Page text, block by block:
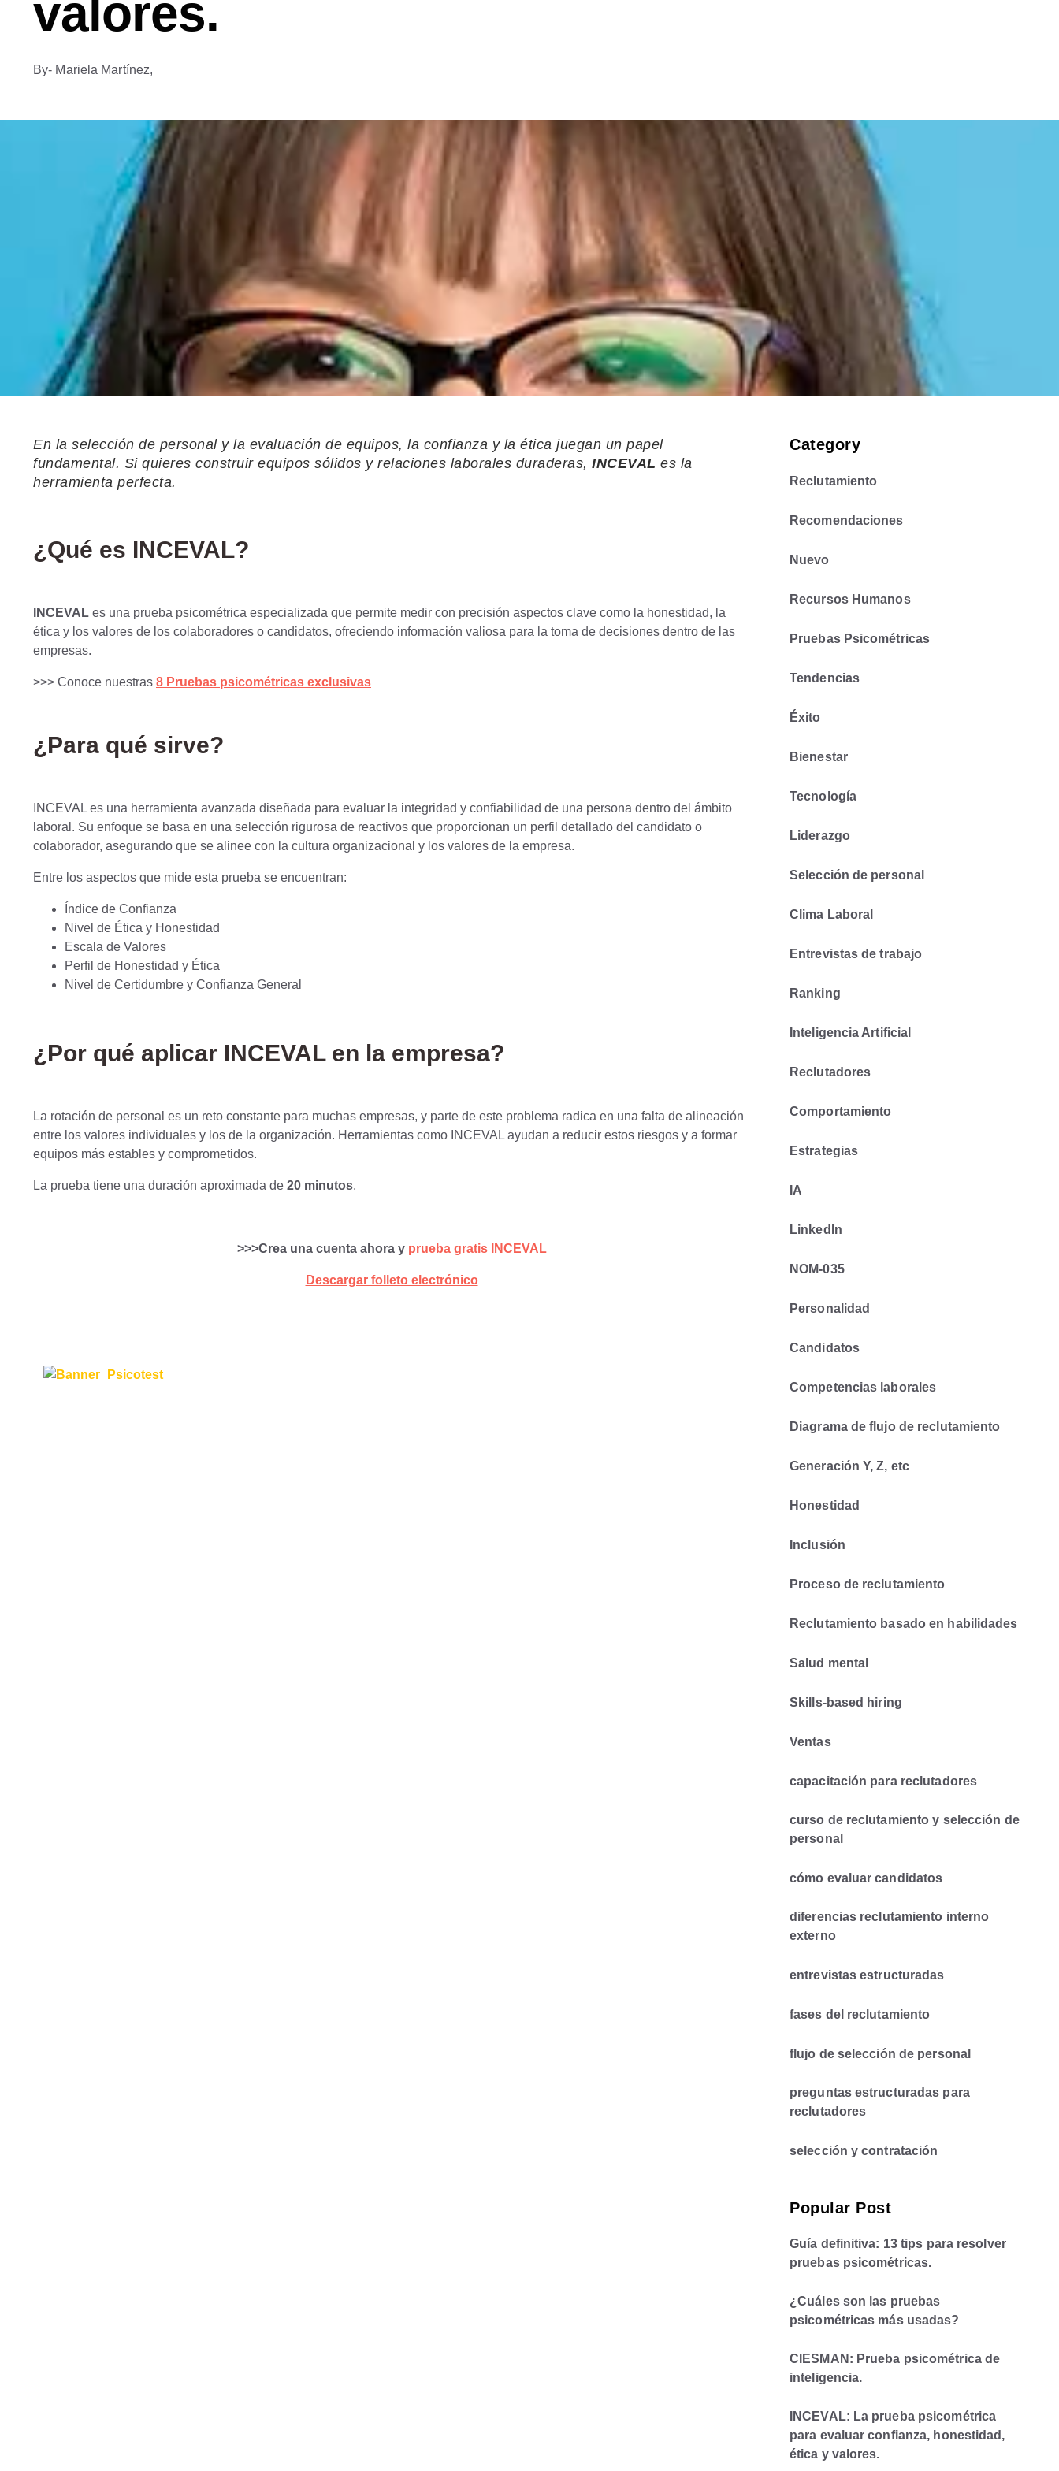
valores.
By- Mariela Martínez,
En la selección de personal y la evaluación de equipos, la confianza y la ética juegan un papel
fundamental. Si quieres construir equipos sólidos y relaciones laborales duraderas, INCEVAL es la
herramienta perfecta.
¿Qué es INCEVAL?
INCEVAL es una prueba psicométrica especializada que permite medir con precisión aspectos clave como la honestidad, la
ética y los valores de los colaboradores o candidatos, ofreciendo información valiosa para la toma de decisiones dentro de las
empresas.
>>> Conoce nuestras 8 Pruebas psicométricas exclusivas
¿Para qué sirve?
INCEVAL es una herramienta avanzada diseñada para evaluar la integridad y confiabilidad de una persona dentro del ámbito
laboral. Su enfoque se basa en una selección rigurosa de reactivos que proporcionan un perfil detallado del candidato o
colaborador, asegurando que se alinee con la cultura organizacional y los valores de la empresa.
Entre los aspectos que mide esta prueba se encuentran:
Índice de Confianza
Nivel de Ética y Honestidad
Escala de Valores
Perfil de Honestidad y Ética
Nivel de Certidumbre y Confianza General
¿Por qué aplicar INCEVAL en la empresa?
La rotación de personal es un reto constante para muchas empresas, y parte de este problema radica en una falta de alineación
entre los valores individuales y los de la organización. Herramientas como INCEVAL ayudan a reducir estos riesgos y a formar
equipos más estables y comprometidos.
La prueba tiene una duración aproximada de 20 minutos.
>>>Crea una cuenta ahora y prueba gratis INCEVAL
Descargar folleto electrónico
Category
Reclutamiento
Recomendaciones
Nuevo
Recursos Humanos
Pruebas Psicométricas
Tendencias
Éxito
Bienestar
Tecnología
Liderazgo
Selección de personal
Clima Laboral
Entrevistas de trabajo
Ranking
Inteligencia Artificial
Reclutadores
Comportamiento
Estrategias
IA
LinkedIn
NOM-035
Personalidad
Candidatos
Competencias laborales
Diagrama de flujo de reclutamiento
Generación Y, Z, etc
Honestidad
Inclusión
Proceso de reclutamiento
Reclutamiento basado en habilidades
Salud mental
Skills-based hiring
Ventas
capacitación para reclutadores
curso de reclutamiento y selección de
personal
cómo evaluar candidatos
diferencias reclutamiento interno
externo
entrevistas estructuradas
fases del reclutamiento
flujo de selección de personal
preguntas estructuradas para
reclutadores
selección y contratación
Popular Post
Guía definitiva: 13 tips para resolver
pruebas psicométricas.
¿Cuáles son las pruebas
psicométricas más usadas?
CIESMAN: Prueba psicométrica de
inteligencia.
INCEVAL: La prueba psicométrica
para evaluar confianza, honestidad,
ética y valores.